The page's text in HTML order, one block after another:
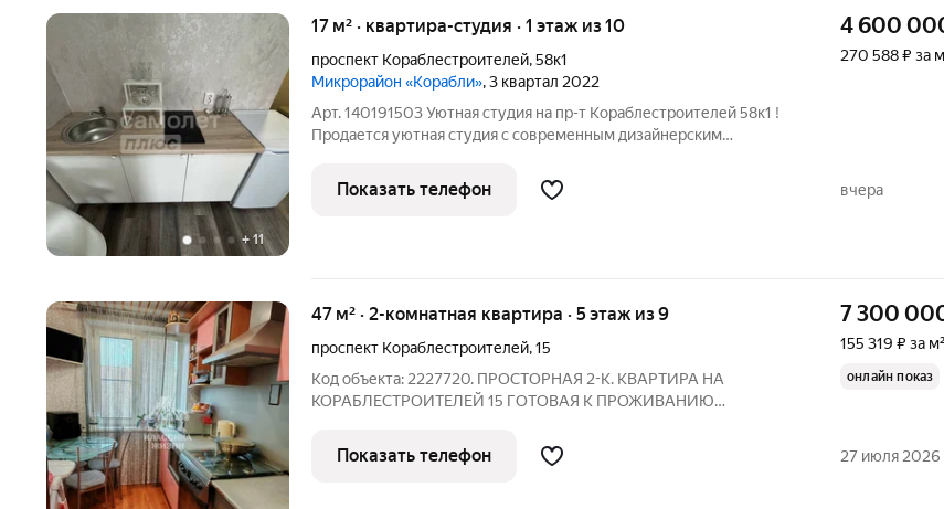
+ 11
17 м² · квартира-студия · 1 этаж из 10
проспект Кораблестроителей,58к1
Микрорайон «Корабли», 3 квартал 2022
Арт. 140191503 Уютная студия на пр-т Кораблестроителей 58к1 !
Продается уютная студия с современным дизайнерским
прихожая, кухонная зона, спальная зона и санузел. Стильный
кухонный
4 600
270 588 ₽ за
Показать телефон вчера
47 м² · 2-комнатная квартира · 5 этаж из 9
проспект Кораблестроителей,15
Код объекта: 2227720. ПРОСТОРНАЯ 2-К. КВАРТИРА НА
КОРАБЛЕСТРОИТЕЛЕЙ 15 ГОТОВАЯ К ПРОЖИВАНИЮ
квартиру, расположенную в панельном доме по адресу: проспект
Кораблестроителей, 15. Этот вариант
7 300
155 319 ₽ за м²
онлайн показ
Показать телефон 27 июля 2026